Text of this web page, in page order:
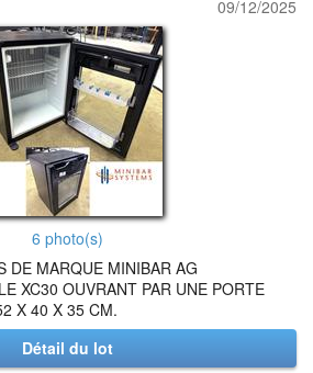
09/12/2025
6 photo(s)
DE MARQUE MINIBAR AG
XC30 OUVRANT PAR UNE PORTE
X 40 X 35 CM.
Détail du lot